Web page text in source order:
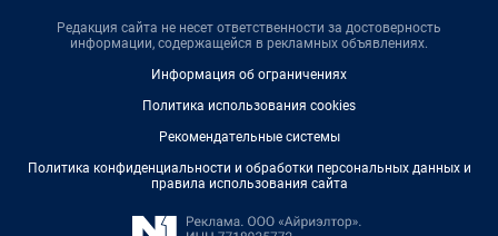
Редакция сайта не несет ответственности за достоверность
информации, содержащейся в рекламных объявлениях.
Информация об ограничениях
Политика использования cookies
Рекомендательные системы
Политика конфиденциальности и обработки персональных данных и
правила использования сайта